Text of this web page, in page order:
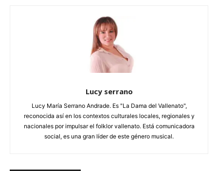
Lucy serrano
Lucy María Serrano Andrade. Es "La Dama del Vallenato",
reconocida así en los contextos culturales locales, regionales y
nacionales por impulsar el folklor vallenato. Está comunicadora
social, es una gran líder de este género musical.